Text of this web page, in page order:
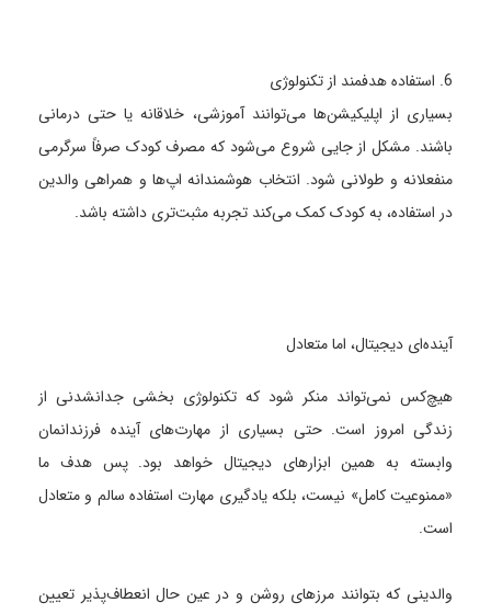
6. استفاده هدفمند از تکنولوژی
بسیاری از اپلیکیشن‌ها می‌توانند آموزشی، خلاقانه یا حتی درمانی
باشند. مشکل از جایی شروع می‌شود که مصرف کودک صرفاً سرگرمی
منفعلانه و طولانی شود. انتخاب هوشمندانه اپ‌ها و همراهی والدین
در استفاده، به کودک کمک می‌کند تجربه مثبت‌تری داشته باشد.
آینده‌ای دیجیتال، اما متعادل
هیچ‌کس نمی‌تواند منکر شود که تکنولوژی بخشی جدانشدنی از
زندگی امروز است. حتی بسیاری از مهارت‌های آینده فرزندانمان
وابسته به همین ابزارهای دیجیتال خواهد بود. پس هدف ما
«ممنوعیت کامل» نیست، بلکه یادگیری مهارت استفاده سالم و متعادل
است.
والدینی که بتوانند مرزهای روشن و در عین حال انعطاف‌پذیر تعیین